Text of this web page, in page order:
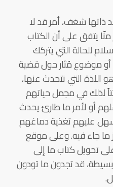
ذاتها شغف، أمر قد لا
يتفق على أن الكتاب
للحالة التي يتركك
أو موضوع مُثار حول قضية
التي نتحدث عنها،
لذلك في مجمل حياتهم
أو لأمر ما طارئ يحدث
عليهم تغذية دماغهم
ما جاء فيه. وعلى موقع
تحويل كتاب ما إلى
قد تجدون ما تودون